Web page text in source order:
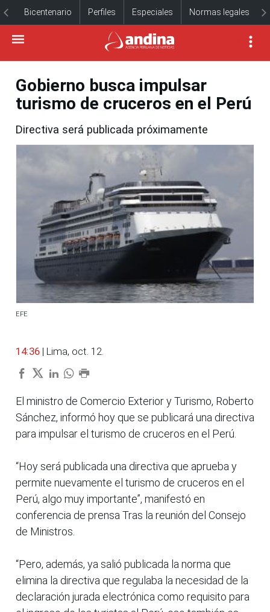
Bicentenario Perfiles Especiales Normas legales
Gobierno busca impulsar
turismo de cruceros en el Perú
Directiva será publicada próximamente
EFE
14:36 | Lima, oct. 12.
El ministro de Comercio Exterior y Turismo, Roberto
Sánchez, informó hoy que se publicará una directiva
para impulsar el turismo de cruceros en el Perú.
“Hoy será publicada una directiva que aprueba y
permite nuevamente el turismo de cruceros en el
Perú, algo muy importante”, manifestó en
conferencia de prensa Tras la reunión del Consejo
de Ministros.
“Pero, además, ya salió publicada la norma que
elimina la directiva que regulaba la necesidad de la
declaración jurada electrónica como requisito para